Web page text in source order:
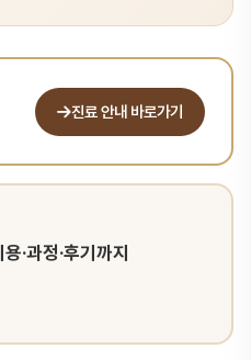
진료 안내 바로가기
·과정·후기까지